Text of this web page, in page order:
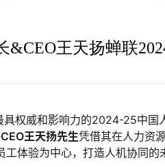
权威和影响力的2024-25中国
王天扬先生凭借其在人力资
工体验为中心，打造人机协同的